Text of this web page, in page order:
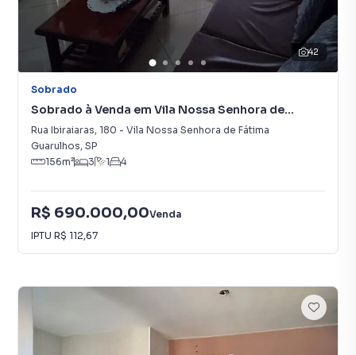
42
Sobrado
Sobrado à Venda em Vila Nossa Senhora de
Fátima
Rua Ibiraiaras, 180 - Vila Nossa Senhora de Fátima
Guarulhos, SP
156m² 3 1 4
R$ 690.000,00Venda
IPTU R$ 112,67